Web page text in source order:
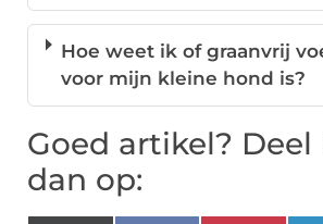
Hoe weet ik of graanvrij
voor mijn kleine hond is?
Goed artikel? Deel
dan op: